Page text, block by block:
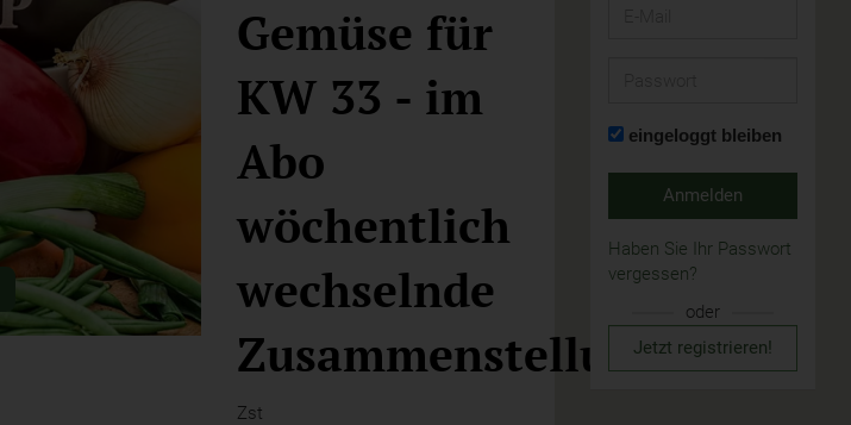
Gemüse für
KW 33 - im
Abo
wöchentlich
wechselnde
Zusammenstellung
Zst
eingeloggt bleiben
Anmelden
Haben Sie Ihr Passwort
vergessen?
oder
Jetzt registrieren!